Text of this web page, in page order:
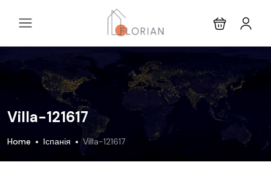
Villa-121617
Home Іспанія Villa-121617